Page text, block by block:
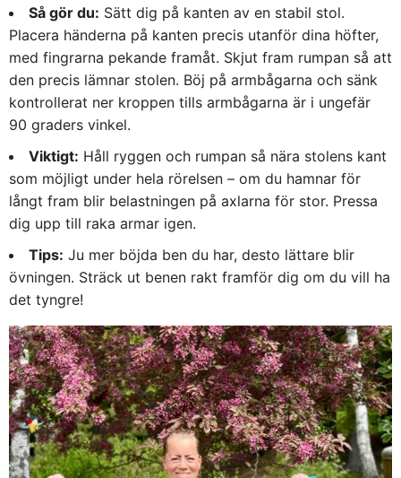
Så gör du: Sätt dig på kanten av en stabil stol.
Placera händerna på kanten precis utanför dina höfter,
med fingrarna pekande framåt. Skjut fram rumpan så att
den precis lämnar stolen. Böj på armbågarna och sänk
kontrollerat ner kroppen tills armbågarna är i ungefär
90 graders vinkel.
Viktigt: Håll ryggen och rumpan så nära stolens kant
som möjligt under hela rörelsen – om du hamnar för
långt fram blir belastningen på axlarna för stor. Pressa
dig upp till raka armar igen.
Tips: Ju mer böjda ben du har, desto lättare blir
övningen. Sträck ut benen rakt framför dig om du vill ha
det tyngre!